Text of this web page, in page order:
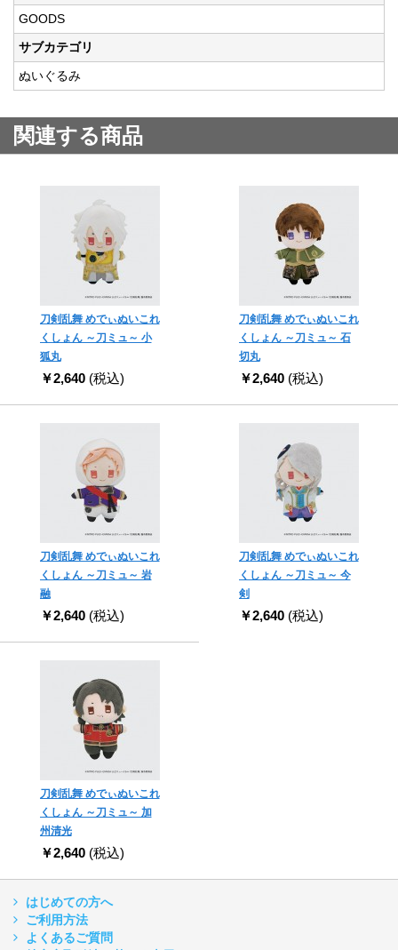
GOODS
サブカテゴリ
ぬいぐるみ
関連する商品
刀剣乱舞 めでぃぬいこれ
くしょん ～刀ミュ～ 小
狐丸
￥2,640 (税込)
刀剣乱舞 めでぃぬいこれ
くしょん ～刀ミュ～ 石
切丸
￥2,640 (税込)
刀剣乱舞 めでぃぬいこれ
くしょん ～刀ミュ～ 岩
融
￥2,640 (税込)
刀剣乱舞 めでぃぬいこれ
くしょん ～刀ミュ～ 今
剣
￥2,640 (税込)
刀剣乱舞 めでぃぬいこれ
くしょん ～刀ミュ～ 加
州清光
￥2,640 (税込)
はじめての方へ
ご利用方法
よくあるご質問